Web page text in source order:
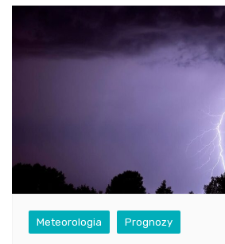
Meteorologia Prognozy